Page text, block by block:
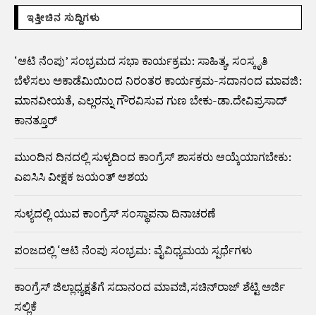
ಇತ್ತೀಚಿನ ಸುದ್ದಿಗಳು
‘ಆಟಿ ನೆಂಪು’ ಸಂಭ್ರಮದ ಸಭಾ ಕಾರ್ಯಕ್ರಮ: ಸಾಹಿತ್ಯ, ಸಂಸ್ಕೃತಿ
ಬೆಳೆಸಲು ಅಕಾಡೆಮಿಯಿಂದ ನಿರಂತರ ಕಾರ್ಯಕ್ರಮ-ಸದಾನಂದ ಮಾವಜಿ:
ಮಾನವೀಯತೆ, ಎಲ್ಲರನ್ನು ಗೌರವಿಸುವ ಗುಣ ಬೇಕು-ಡಾ.ದೇವಿಪ್ರಸಾದ್‌
ಕಾನತ್ತೂರ್
ಮುಂದಿನ ದಿನದಲ್ಲಿ ಸುಳ್ಯದಿಂದ ಕಾಂಗ್ರೆಸ್ ಶಾಸಕರು ಆಯ್ಕೆಯಾಗಬೇಕು:
ಎಐಸಿಸಿ ವೀಕ್ಷಕ ಜಯಂತ್ ಆಶಯ
ಸುಳ್ಯದಲ್ಲಿ ಯುವ ಕಾಂಗ್ರೆಸ್ ಸಂಸ್ಥಾಪನಾ ದಿನಾಚರಣೆ
ಪಂಜದಲ್ಲಿ ‘ಆಟಿ ನೆಂಪು ಸಂಭ್ರಮ: ವೈವಿಧ್ಯಮಯ ಸ್ಪರ್ಧೆಗಳು
ಕಾಂಗ್ರೆಸ್ ಜಿಲ್ಲಾಧ್ಯಕ್ಷತೆಗೆ ಸದಾನಂದ ಮಾವಜಿ,ಸಚಿನ್‌ರಾಜ್ ಶೆಟ್ಟಿ ಅರ್ಜಿ
ಸಲ್ಲಿಕೆ